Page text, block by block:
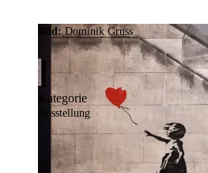
Bild:Dominik Gruss
Kategorie
Ausstellung